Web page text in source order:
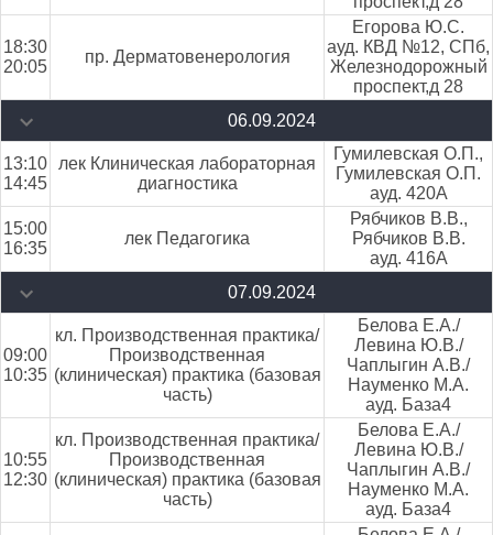
18:30
20:05
пр. Дерматовенерология
Егорова Ю.С.
ауд. КВД №12, СПб,
Железнодорожный
проспект,д 28
06.09.2024
13:10
14:45
лек Клиническая лабораторная
диагностика
Гумилевская О.П.,
Гумилевская О.П.
ауд. 420А
15:00
16:35
лек Педагогика
Рябчиков В.В.,
Рябчиков В.В.
ауд. 416А
07.09.2024
09:00
10:35
кл. Производственная практика/
Производственная
(клиническая) практика (базовая
часть)
Белова Е.А./
Левина Ю.В./
Чаплыгин А.В./
Науменко М.А.
ауд. База4
10:55
12:30
кл. Производственная практика/
Производственная
(клиническая) практика (базовая
часть)
Белова Е.А./
Левина Ю.В./
Чаплыгин А.В./
Науменко М.А.
ауд. База4